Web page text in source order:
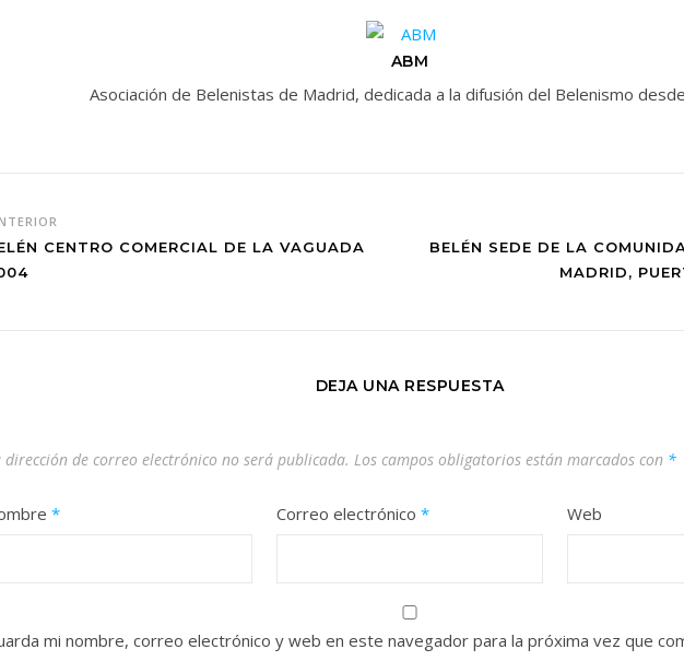
ABM
Asociación de Belenistas de Madrid, dedicada a la difusión del Belenismo
CENTRO COMERCIAL DE LA VAGUADA
BELÉN SEDE DE LA
MADRID,
DEJA UNA RESPUESTA
dirección de correo electrónico no será publicada. Los campos obligatorios están marcados con *
* Correo electrónico * Web
mi nombre, correo electrónico y web en este navegador para la próxima vez que